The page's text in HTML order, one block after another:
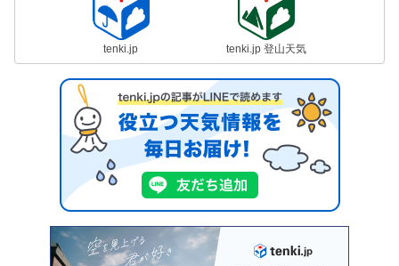
tenki.jp tenki.jp 登山天気